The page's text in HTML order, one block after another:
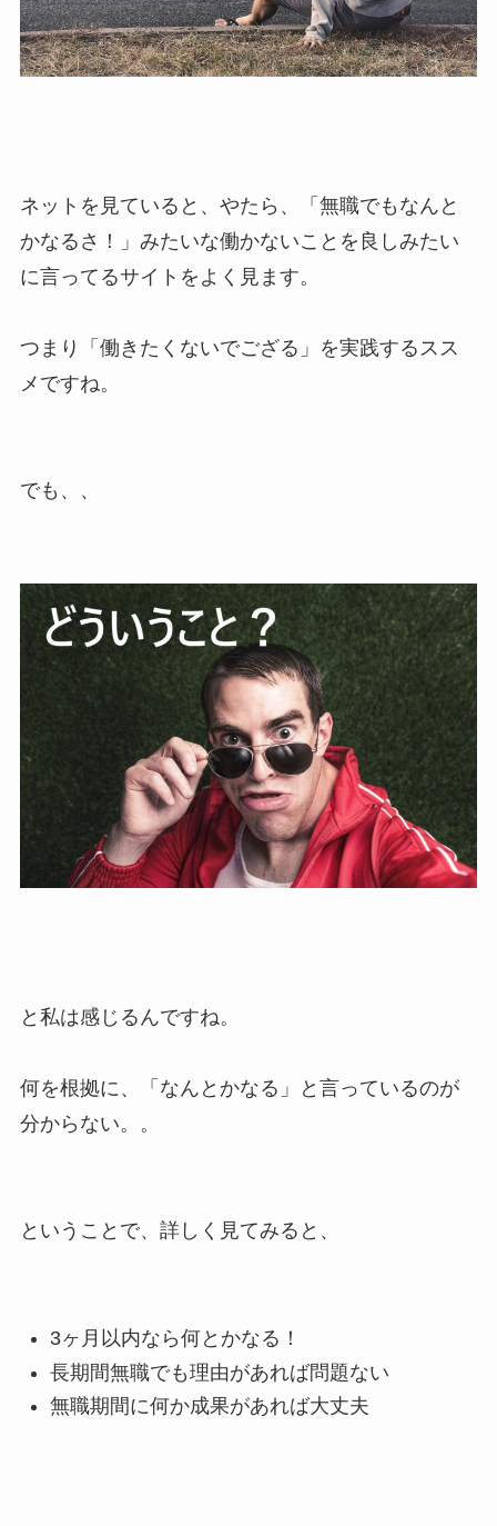
ネットを見ていると、やたら、「無職でもなんと
かなるさ！」みたいな働かないことを良しみたい
に言ってるサイトをよく見ます。
つまり「働きたくないでござる」を実践するスス
メですね。
でも、、
と私は感じるんですね。
何を根拠に、「なんとかなる」と言っているのが
分からない。。
ということで、詳しく見てみると、
3ヶ月以内なら何とかなる！
長期間無職でも理由があれば問題ない
無職期間に何か成果があれば大丈夫